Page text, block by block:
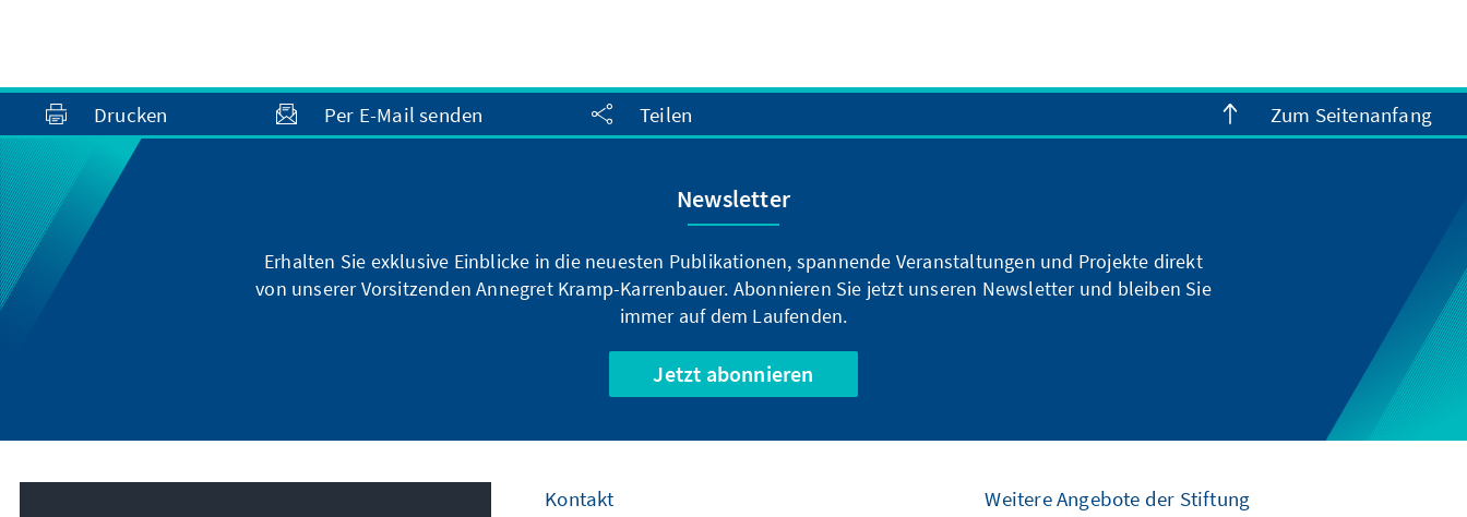
Drucken Per E-Mail senden Teilen Zum Seitenanfang
Newsletter
Erhalten Sie exklusive Einblicke in die neuesten Publikationen, spannende Veranstaltungen und Projekte direkt
von unserer Vorsitzenden Annegret Kramp-Karrenbauer. Abonnieren Sie jetzt unseren Newsletter und bleiben Sie
immer auf dem Laufenden.
Jetzt abonnieren
Kontakt Weitere Angebote der Stiftung